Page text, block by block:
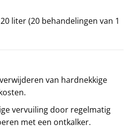
liter (20 behandelingen van 1
van hardnekkige
vervuiling door regelmatig
met een ontkalker.